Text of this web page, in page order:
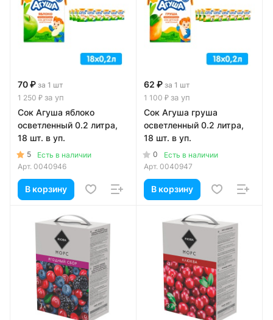
70 ₽ за 1 шт
1 250 ₽ за уп
Сок Агуша яблоко
осветленный 0.2 литра,
18 шт. в уп.
5
Есть в наличии
Арт. 0040946
В корзину
62 ₽ за 1 шт
1 100 ₽ за уп
Сок Агуша груша
осветленный 0.2 литра,
18 шт. в уп.
0
Есть в наличии
Арт. 0040947
В корзину